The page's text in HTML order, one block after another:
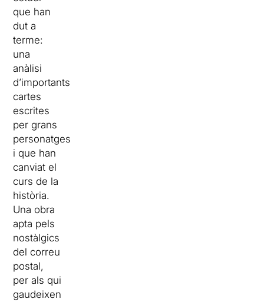
que han
dut a
terme:
una
anàlisi
d’importants
cartes
escrites
per grans
personatges
i que han
canviat el
curs de la
història.
Una obra
apta pels
nostàlgics
del correu
postal,
per als qui
gaudeixen